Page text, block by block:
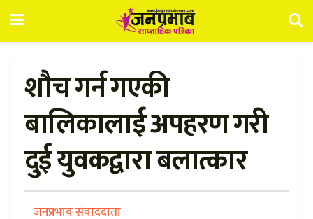
शौच गर्न गएकी
बालिकालाई अपहरण गरी
दुई युवकद्वारा बलात्कार
जनप्रभाव संवाददाता